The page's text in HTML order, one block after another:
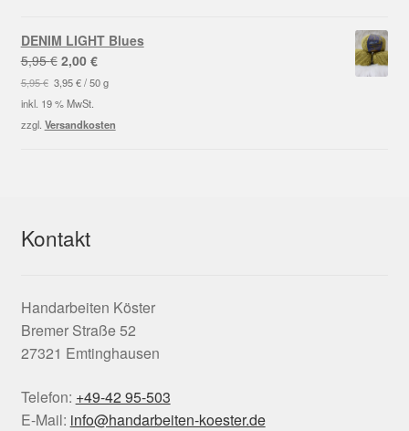
DENIM LIGHT Blues
5,95€ Ursprünglicher
Preis
war:
5,95 €
2,00 €Aktueller
Preis
2,00 €.
5,95€ 3,95€/50 g
inkl. 19 % MwSt.
zzgl. Versandkosten
Kontakt
Handarbeiten Köster
Bremer Straße 52
27321 Emtinghausen
Telefon: +49-42 95-503
E-Mail: info@handarbeiten-koester.de